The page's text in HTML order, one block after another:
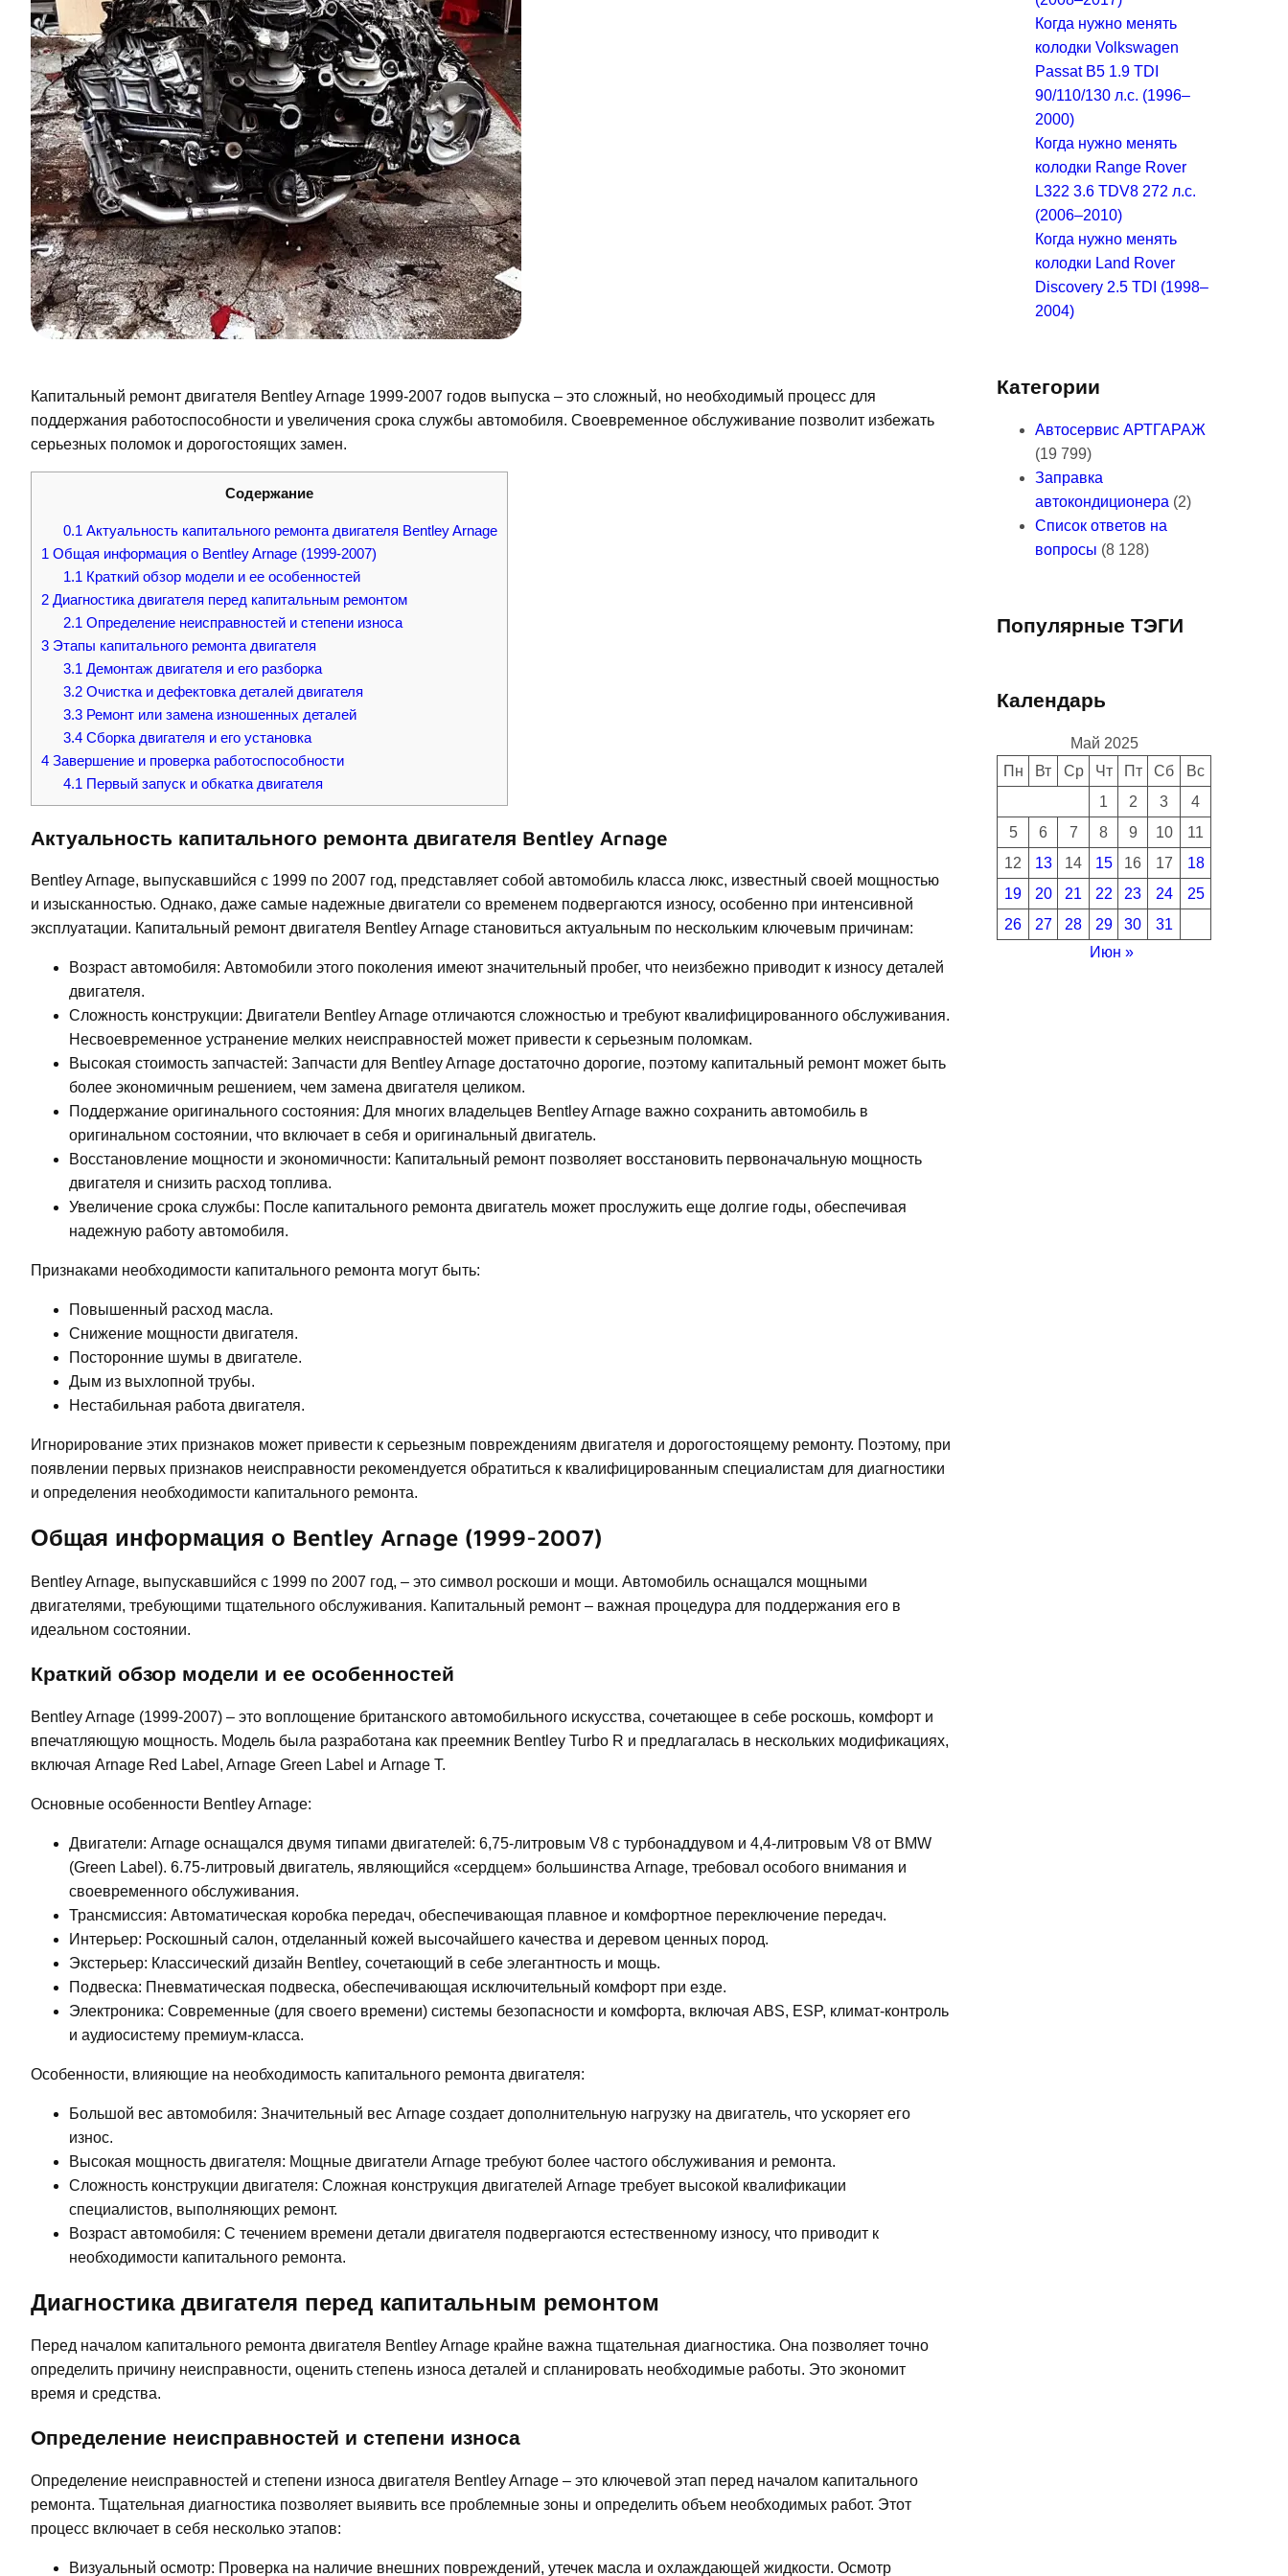
Капитальный ремонт двигателя Bentley Arnage 1999-2007 годов выпуска ‒ это сложный, но необходимый процесс для
поддержания работоспособности и увеличения срока службы автомобиля. Своевременное обслуживание позволит избежать
серьезных поломок и дорогостоящих замен.
Содержание
0.1 Актуальность капитального ремонта двигателя Bentley Arnage
1 Общая информация о Bentley Arnage (1999-2007)
1.1 Краткий обзор модели и ее особенностей
2 Диагностика двигателя перед капитальным ремонтом
2.1 Определение неисправностей и степени износа
3 Этапы капитального ремонта двигателя
3.1 Демонтаж двигателя и его разборка
3.2Очистка и дефектовка деталей двигателя
3.3Ремонт или замена изношенных деталей
3.4Сборка двигателя и его установка
4 Завершение и проверка работоспособности
4.1 Первый запуск и обкатка двигателя
Актуальность капитального ремонта двигателя Bentley Arnage
Bentley Arnage, выпускавшийся с 1999 по 2007 год, представляет собой автомобиль класса люкс, известный своей мощностью
и изысканностью. Однако, даже самые надежные двигатели со временем подвергаются износу, особенно при интенсивной
эксплуатации. Капитальный ремонт двигателя Bentley Arnage становиться актуальным по нескольким ключевым причинам:
Возраст автомобиля: Автомобили этого поколения имеют значительный пробег, что неизбежно приводит к износу деталей
двигателя.
Сложность конструкции: Двигатели Bentley Arnage отличаются сложностью и требуют квалифицированного обслуживания.
Несвоевременное устранение мелких неисправностей может привести к серьезным поломкам.
Высокая стоимость запчастей: Запчасти для Bentley Arnage достаточно дорогие, поэтому капитальный ремонт может быть
более экономичным решением, чем замена двигателя целиком.
Поддержание оригинального состояния: Для многих владельцев Bentley Arnage важно сохранить автомобиль в
оригинальном состоянии, что включает в себя и оригинальный двигатель.
Восстановление мощности и экономичности: Капитальный ремонт позволяет восстановить первоначальную мощность
двигателя и снизить расход топлива.
Увеличение срока службы: После капитального ремонта двигатель может прослужить еще долгие годы, обеспечивая
надежную работу автомобиля.
Признаками необходимости капитального ремонта могут быть:
Повышенный расход масла.
Снижение мощности двигателя.
Посторонние шумы в двигателе.
Дым из выхлопной трубы.
Нестабильная работа двигателя.
Игнорирование этих признаков может привести к серьезным повреждениям двигателя и дорогостоящему ремонту. Поэтому, при
появлении первых признаков неисправности рекомендуется обратиться к квалифицированным специалистам для диагностики
и определения необходимости капитального ремонта.
Общая информация о Bentley Arnage (1999-2007)
Bentley Arnage, выпускавшийся с 1999 по 2007 год, ‒ это символ роскоши и мощи. Автомобиль оснащался мощными
двигателями, требующими тщательного обслуживания. Капитальный ремонт ‒ важная процедура для поддержания его в
идеальном состоянии.
Краткий обзор модели и ее особенностей
Bentley Arnage (1999-2007) – это воплощение британского автомобильного искусства, сочетающее в себе роскошь, комфорт и
впечатляющую мощность. Модель была разработана как преемник Bentley Turbo R и предлагалась в нескольких модификациях,
включая Arnage Red Label, Arnage Green Label и Arnage T.
Основные особенности Bentley Arnage:
Двигатели: Arnage оснащался двумя типами двигателей: 6,75-литровым V8 с турбонаддувом и 4,4-литровым V8 от BMW
(Green Label). 6.75-литровый двигатель, являющийся «сердцем» большинства Arnage, требовал особого внимания и
своевременного обслуживания.
Трансмиссия: Автоматическая коробка передач, обеспечивающая плавное и комфортное переключение передач.
Интерьер: Роскошный салон, отделанный кожей высочайшего качества и деревом ценных пород.
Экстерьер: Классический дизайн Bentley, сочетающий в себе элегантность и мощь.
Подвеска: Пневматическая подвеска, обеспечивающая исключительный комфорт при езде.
Электроника: Современные (для своего времени) системы безопасности и комфорта, включая ABS, ESP, климат-контроль
и аудиосистему премиум-класса.
Особенности, влияющие на необходимость капитального ремонта двигателя:
Большой вес автомобиля: Значительный вес Arnage создает дополнительную нагрузку на двигатель, что ускоряет его
износ.
Высокая мощность двигателя: Мощные двигатели Arnage требуют более частого обслуживания и ремонта.
Сложность конструкции двигателя: Сложная конструкция двигателей Arnage требует высокой квалификации
специалистов, выполняющих ремонт.
Возраст автомобиля: С течением времени детали двигателя подвергаются естественному износу, что приводит к
необходимости капитального ремонта.
Диагностика двигателя перед капитальным ремонтом
Перед началом капитального ремонта двигателя Bentley Arnage крайне важна тщательная диагностика. Она позволяет точно
определить причину неисправности, оценить степень износа деталей и спланировать необходимые работы. Это экономит
время и средства.
Определение неисправностей и степени износа
Определение неисправностей и степени износа двигателя Bentley Arnage – это ключевой этап перед началом капитального
ремонта. Тщательная диагностика позволяет выявить все проблемные зоны и определить объем необходимых работ. Этот
процесс включает в себя несколько этапов:
Визуальный осмотр: Проверка на наличие внешних повреждений, утечек масла и охлаждающей жидкости. Осмотр
Когда нужно менять
колодки Volkswagen
Passat B5 1.9 TDI
90/110/130 л.с. (1996–
2000)
Когда нужно менять
колодки Range Rover
L322 3.6 TDV8 272 л.с.
(2006–2010)
Когда нужно менять
колодки Land Rover
Discovery 2.5 TDI (1998–
2004)
Категории
Автосервис АРТГАРАЖ
(19 799)
Заправка
автокондиционера (2)
Список ответов на
вопросы (8 128)
Популярные ТЭГИ
Календарь
Май 2025
Пн
Вт Ср Чт Пт Сб
Вс
1
2 3
4
5
6 7 8 9 10
11
12
13 14 15 16 17
18
19
20 21 22 23 24
25
26
27 28 29 30
31
Июн »